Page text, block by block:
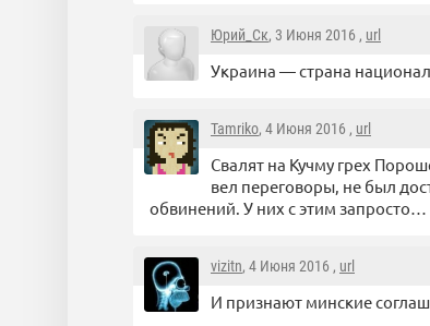
Юрий_Ск, 3 Июня 2016 , url
Украина — страна
Tamriko, 4 Июня 2016 , url
Свалят на Кучму грех
вел переговоры, не был
обвинений. У них с этим запросто…
vizitn, 4 Июня 2016 , url
И признают минские